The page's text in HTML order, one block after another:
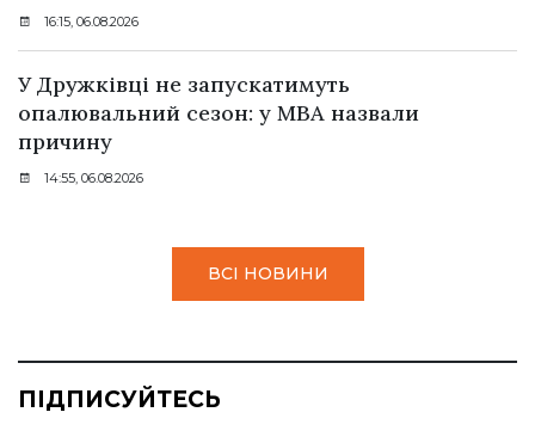
16:15, 06.08.2026
У Дружківці не запускатимуть
опалювальний сезон: у МВА назвали
причину
14:55, 06.08.2026
ВСІ НОВИНИ
ПІДПИСУЙТЕСЬ